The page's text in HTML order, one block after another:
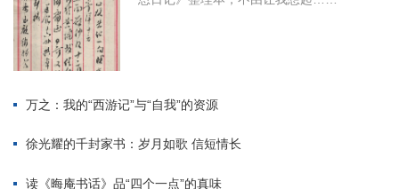
万之：我的“西游记”与“自我”的资源
徐光耀的千封家书：岁月如歌 信短情长
读《晦庵书话》品“四个一点”的真味